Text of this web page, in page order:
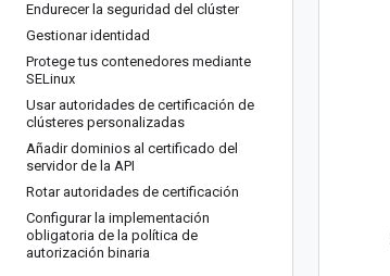
Endurecer la seguridad del clúster
Gestionar identidad
Protege tus contenedores mediante
SELinux
Usar autoridades de certificación de
clústeres personalizadas
Añadir dominios al certificado del
servidor de la API
Rotar autoridades de certificación
Configurar la implementación
obligatoria de la política de
autorización binaria